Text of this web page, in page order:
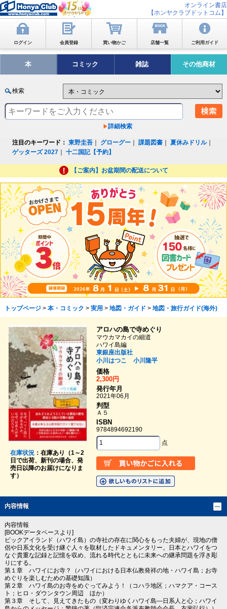
オンライン書店
【ホンヤクラブドットコム】
ログイン 会員登録 買い物かご 店舗一覧 ご利用ガイド
本 コミック 雑誌 その他商材
検索
詳細検索
注目のキーワード： 東野圭吾 グローグー ｜課題図書 ｜夏休みドリル｜
ゲッターズ 2027 ｜十二国記【予約】
【ご案内】お盆期間の配送について
トップページ> 本・コミック > 実用 > 地図・ガイド > 地図・旅行ガイド(海外)
在庫状況：在庫あり（1～2
日で出荷、新刊の場合、発
売日以降のお届けになりま
す）
アロハの島で寺めぐり
マウカマカイの細道
ハワイ島編
東銀座出版社
小川はつこ
小川隆平
価格
2,300円
発行年月
2021年06月
判型
Ａ５
ISBN
9784894692190
点
内容情報
内容情報
[BOOKデータベースより]
ビックアイランド（ハワイ島）の寺社の存在に関心をもった夫婦が、現地の僧
侶や日系文化を受け継ぐ人々を取材したドキュメンタリー。日本とハワイをつ
なぐ貴重な記録と記憶を収め、流れる時代とともに未来への継承問題を浮き彫
りにする。
第１章 ハワイにお寺？（ハワイにおける日本仏教発祥の地・ハワイ島；お寺
めぐりを楽しむための基礎知識）
第２章 ハワイ島のお寺をめぐってみよう！（コハラ地区；ハマクア・コース
ト；ヒロ・ダウンタウン周辺 ほか）
第３章 そして、見えてきたもの（変わりゆくハワイ島―日系人と心；ハワイ